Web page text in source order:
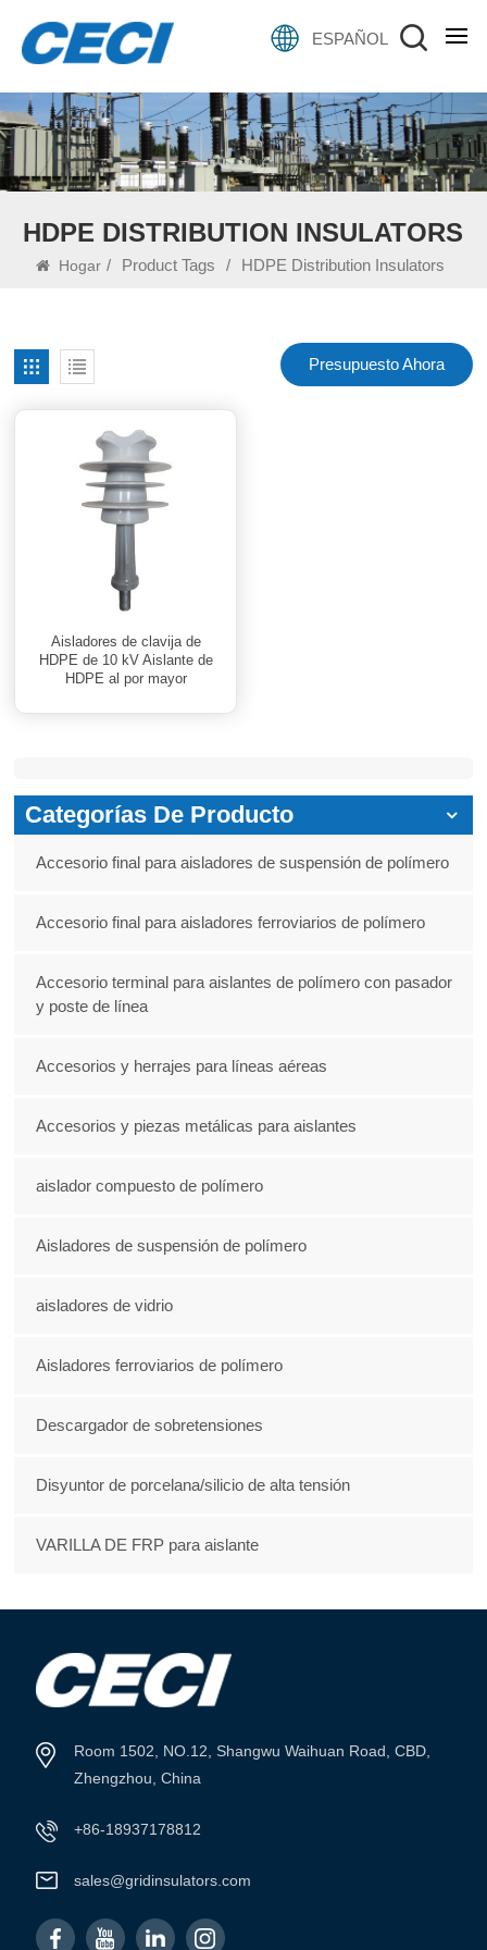
ESPAÑOL
HDPE DISTRIBUTION INSULATORS
Hogar / Product Tags / HDPE Distribution Insulators
Presupuesto Ahora
Aisladores de clavija de
HDPE de 10 kV Aislante de
HDPE al por mayor
Categorías De Producto
Accesorio final para aisladores de suspensión de polímero
Accesorio final para aisladores ferroviarios de polímero
Accesorio terminal para aislantes de polímero con pasador
y poste de línea
Accesorios y herrajes para líneas aéreas
Accesorios y piezas metálicas para aislantes
aislador compuesto de polímero
Aisladores de suspensión de polímero
aisladores de vidrio
Aisladores ferroviarios de polímero
Descargador de sobretensiones
Disyuntor de porcelana/silicio de alta tensión
VARILLA DE FRP para aislante
Room 1502, NO.12, Shangwu Waihuan Road, CBD,
Zhengzhou, China
+86-18937178812
sales@gridinsulators.com